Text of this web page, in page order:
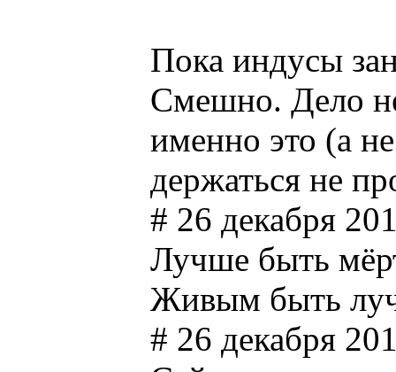
Пока индусы
Смешно. Дело
именно это (а
держаться не
# 26 декабря
Лучше быть
Живым быть
# 26 декабря